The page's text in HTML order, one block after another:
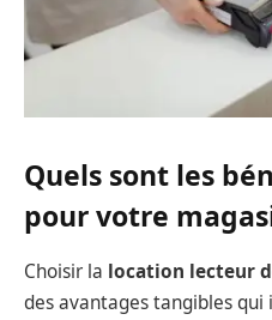
Quels sont les
pour votre
Choisir la location lecteur
des avantages tangibles